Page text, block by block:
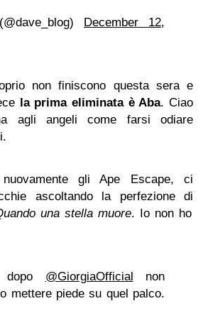
December 12,
non finiscono questa sera e
la prima eliminata è Aba. Ciao
agli angeli come farsi odiare
gli Ape Escape, ci
ascoltando la perfezione di
una stella muore. Io non ho
dopo @GiorgiaOfficial non
mettere piede su quel palco.